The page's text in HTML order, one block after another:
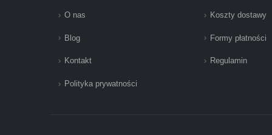
O nas
Blog
Kontakt
Polityka prywatności
Koszty dostawy
Formy płatności
Regulamin